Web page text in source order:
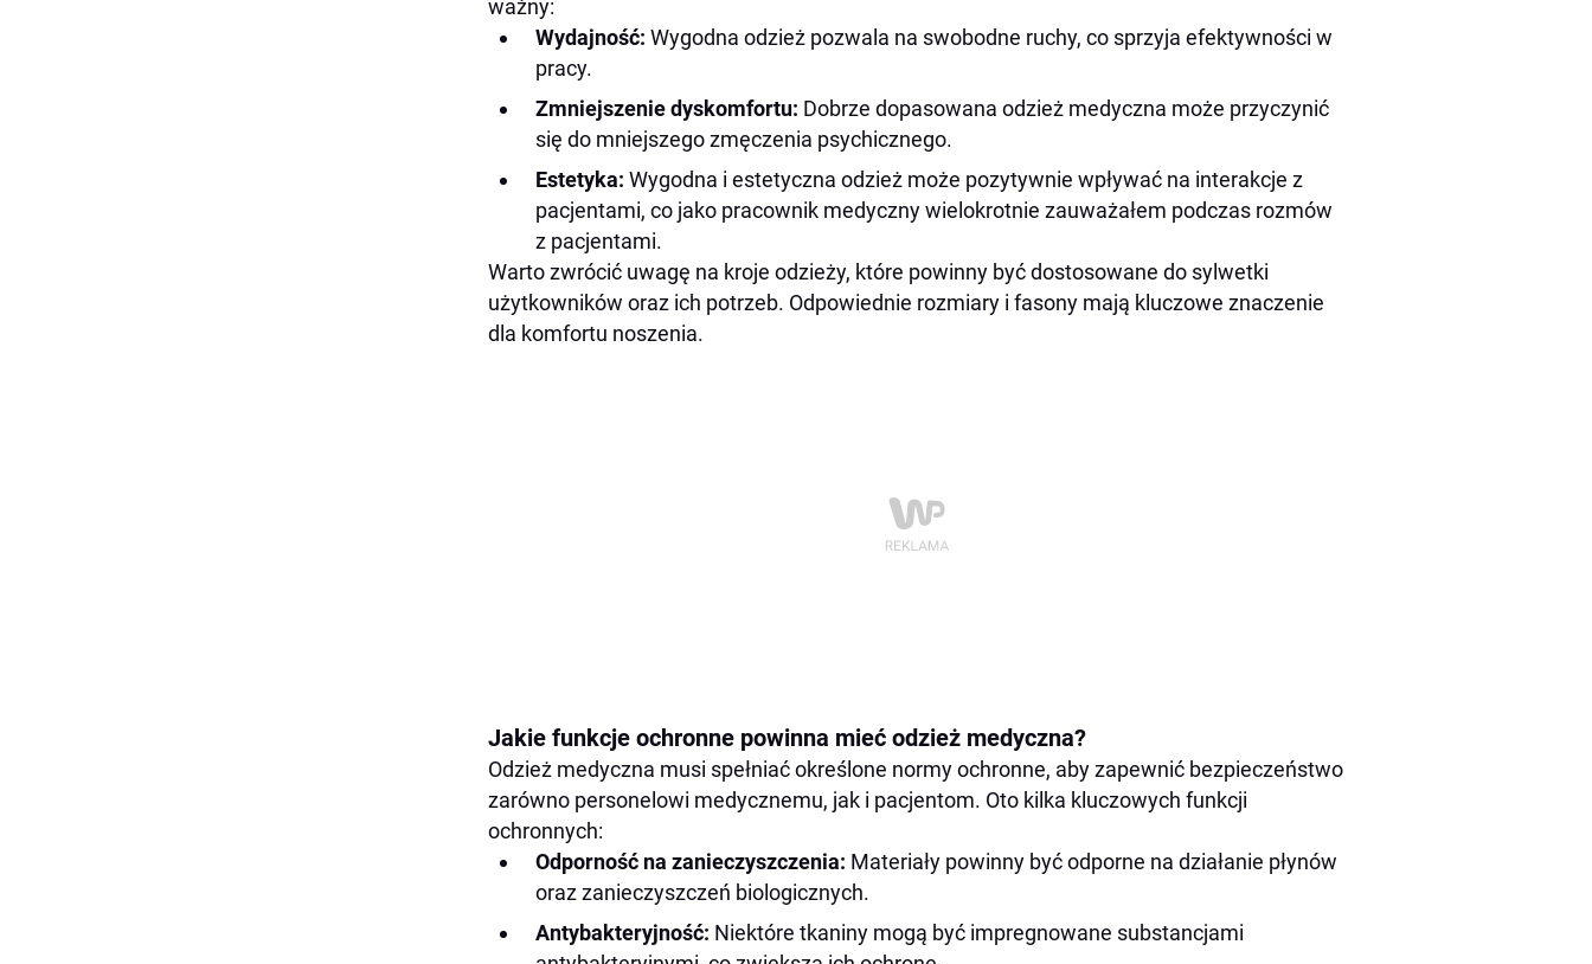
ważny:
Wydajność: Wygodna odzież pozwala na swobodne ruchy, co sprzyja efektywności w
pracy.
Zmniejszenie dyskomfortu: Dobrze dopasowana odzież medyczna może przyczynić
się do mniejszego zmęczenia psychicznego.
Estetyka: Wygodna i estetyczna odzież może pozytywnie wpływać na interakcje z
pacjentami, co jako pracownik medyczny wielokrotnie zauważałem podczas rozmów
z pacjentami.
Warto zwrócić uwagę na kroje odzieży, które powinny być dostosowane do sylwetki
użytkowników oraz ich potrzeb. Odpowiednie rozmiary i fasony mają kluczowe znaczenie
dla komfortu noszenia.
Jakie funkcje ochronne powinna mieć odzież medyczna?
Odzież medyczna musi spełniać określone normy ochronne, aby zapewnić bezpieczeństwo
zarówno personelowi medycznemu, jak i pacjentom. Oto kilka kluczowych funkcji
ochronnych:
Odporność na zanieczyszczenia: Materiały powinny być odporne na działanie płynów
oraz zanieczyszczeń biologicznych.
Antybakteryjność: Niektóre tkaniny mogą być impregnowane substancjami